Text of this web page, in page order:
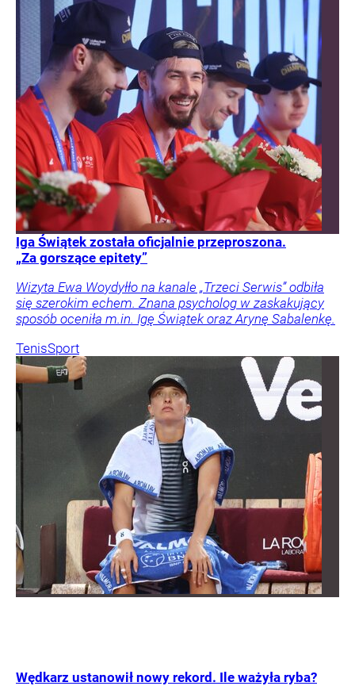
Iga Świątek została oficjalnie przeproszona.
„Za gorszące epitety”
Wizyta Ewa Woydyłło na kanale „Trzeci Serwis” odbiła
się szerokim echem. Znana psycholog w zaskakujący
sposób oceniła m.in. Igę Świątek oraz Arynę Sabalenkę.
TenisSport
Wędkarz ustanowił nowy rekord. Ile ważyła ryba?